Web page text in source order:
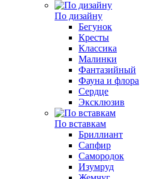
По дизайну
Бегунок
Кресты
Классика
Малинки
Фантазийный
Фауна и флора
Сердце
Эксклюзив
По вставкам
Бриллиант
Сапфир
Самородок
Изумруд